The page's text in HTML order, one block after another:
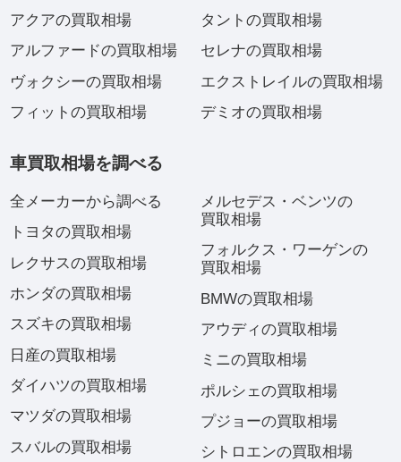
アクアの買取相場
アルファードの買取相場
ヴォクシーの買取相場
フィットの買取相場
タントの買取相場
セレナの買取相場
エクストレイルの買取相場
デミオの買取相場
車買取相場を調べる
全メーカーから調べる
トヨタの買取相場
レクサスの買取相場
ホンダの買取相場
スズキの買取相場
日産の買取相場
ダイハツの買取相場
マツダの買取相場
スバルの買取相場
メルセデス・ベンツの
買取相場
フォルクス・ワーゲンの
買取相場
BMWの買取相場
アウディの買取相場
ミニの買取相場
ポルシェの買取相場
プジョーの買取相場
シトロエンの買取相場